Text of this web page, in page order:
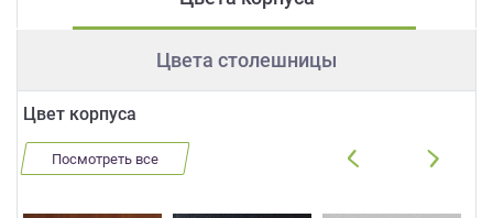
Цвета столешницы
Цвет корпуса
Посмотреть все